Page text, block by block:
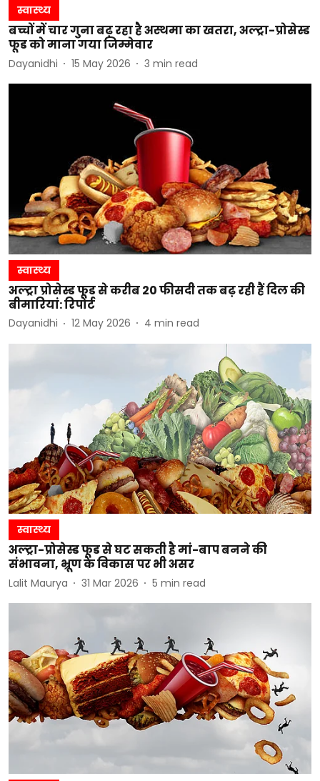
स्वास्थ्य
बच्चों में चार गुना बढ़ रहा है अस्थमा का खतरा, अल्ट्रा-प्रोसेस्ड
फूड को माना गया जिम्मेवार
Dayanidhi 15 May 2026 3 min read
स्वास्थ्य
अल्ट्रा प्रोसेस्ड फूड से करीब 20 फीसदी तक बढ़ रही हैं दिल की
बीमारियां: रिपोर्ट
Dayanidhi 12 May 2026 4 min read
स्वास्थ्य
अल्ट्रा-प्रोसेस्ड फूड से घट सकती है मां-बाप बनने की
संभावना, भ्रूण के विकास पर भी असर
Lalit Maurya 31 Mar 2026 5 min read